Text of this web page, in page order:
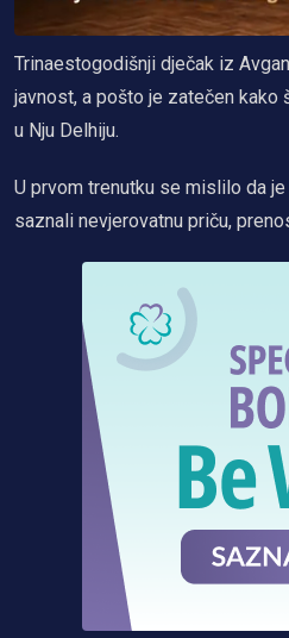
Trinaestogodišnji dječak iz
javnost, a pošto je zatečen
u Nju Delhiju.
U prvom trenutku se mislilo da
saznali nevjerovatnu priču,